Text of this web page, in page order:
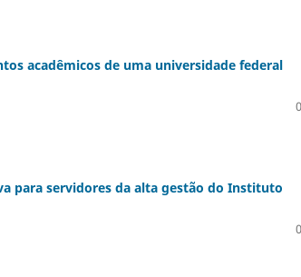
acadêmicos de uma universidade federal
para servidores da alta gestão do Instituto